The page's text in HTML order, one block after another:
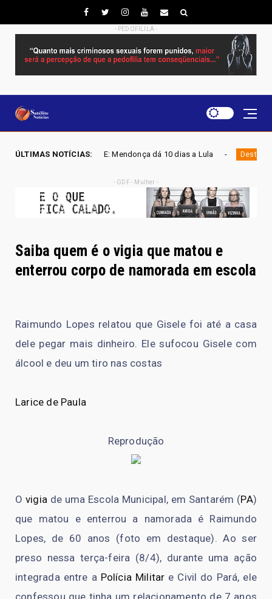
- PEDOFILILA -
ÚLTIMAS NOTÍCIAS:
URGENTE: Mendonça dá 10 dias a Lula Destaque ELEIÇÕES
- GDF - Mulher -
Saiba quem é o vigia que matou e
enterrou corpo de namorada em escola
Raimundo Lopes relatou que Gisele foi até a casa
dele pegar mais dinheiro. Ele sufocou Gisele com
álcool e deu um tiro nas costas
Larice de Paula
Reprodução
O vigia de uma Escola Municipal, em Santarém (PA)
que matou e enterrou a namorada é Raimundo
Lopes, de 60 anos (foto em destaque). Ao ser
preso nessa terça-feira (8/4), durante uma ação
integrada entre a Polícia Militar e Civil do Pará, ele
confessou que tinha um relacionamento de 7 anos